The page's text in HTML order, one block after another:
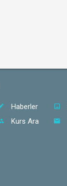
Haberler
Kurs Ara